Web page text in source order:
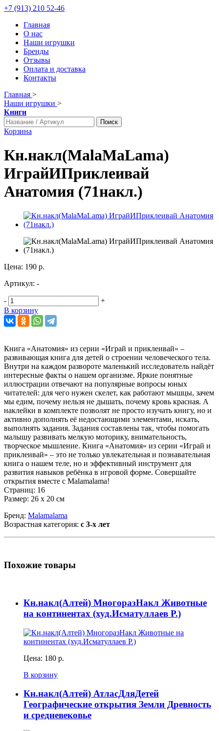
+7 (913) 210 52-46
Главная
О нас
Наши игрушки
Бренды
Отзывы
Оплата и доставка
Контакты
Главная >
Наши игрушки >
Книги
Поиск
Корзина
Кн.накл(MalaMaLama)
ИграйИПриклеивай
Анатомия (71накл.)
Цена: 190 р.
Артикул: -
-
+
В корзину
Книга «Анатомия» из серии «Играй и приклеивай» –
развивающая книга для детей о строении человеческого тела.
Внутри на каждом развороте маленький исследователь найдёт
интересные факты о нашем организме. Яркие понятные
иллюстрации отвечают на популярные вопросы юных
читателей: для чего нужен скелет, как работают мышцы, зачем
мы едим, почему нельзя не дышать, почему кровь красная. А
наклейки в комплекте позволят не просто изучать книгу, но и
активно дополнять её недостающими элементами, искать,
выполнять задания. Задания составлены так, чтобы помогать
малышу развивать мелкую моторику, внимательность,
творческое мышление. Книга «Анатомия» из серии «Играй и
приклеивай» – это не только увлекательная и познавательная
книга о нашем теле, но и эффективный инструмент для
развития навыков ребёнка в игровой форме. Совершайте
открытия вместе с Malamalama!
Страниц: 16
Размер: 26 х 20 см
Бренд: Malamalama
Возрастная категория: с 3-х лет
Похожие товары
Кн.накл(Алтей) МногоразНакл Животные
на континентах (худ.Исматуллаев Р.)
Цена: 180 р.
В корзину
Кн.накл(Алтей) АтласДляДетей
Географические открытия Земли Древность
и средневековье